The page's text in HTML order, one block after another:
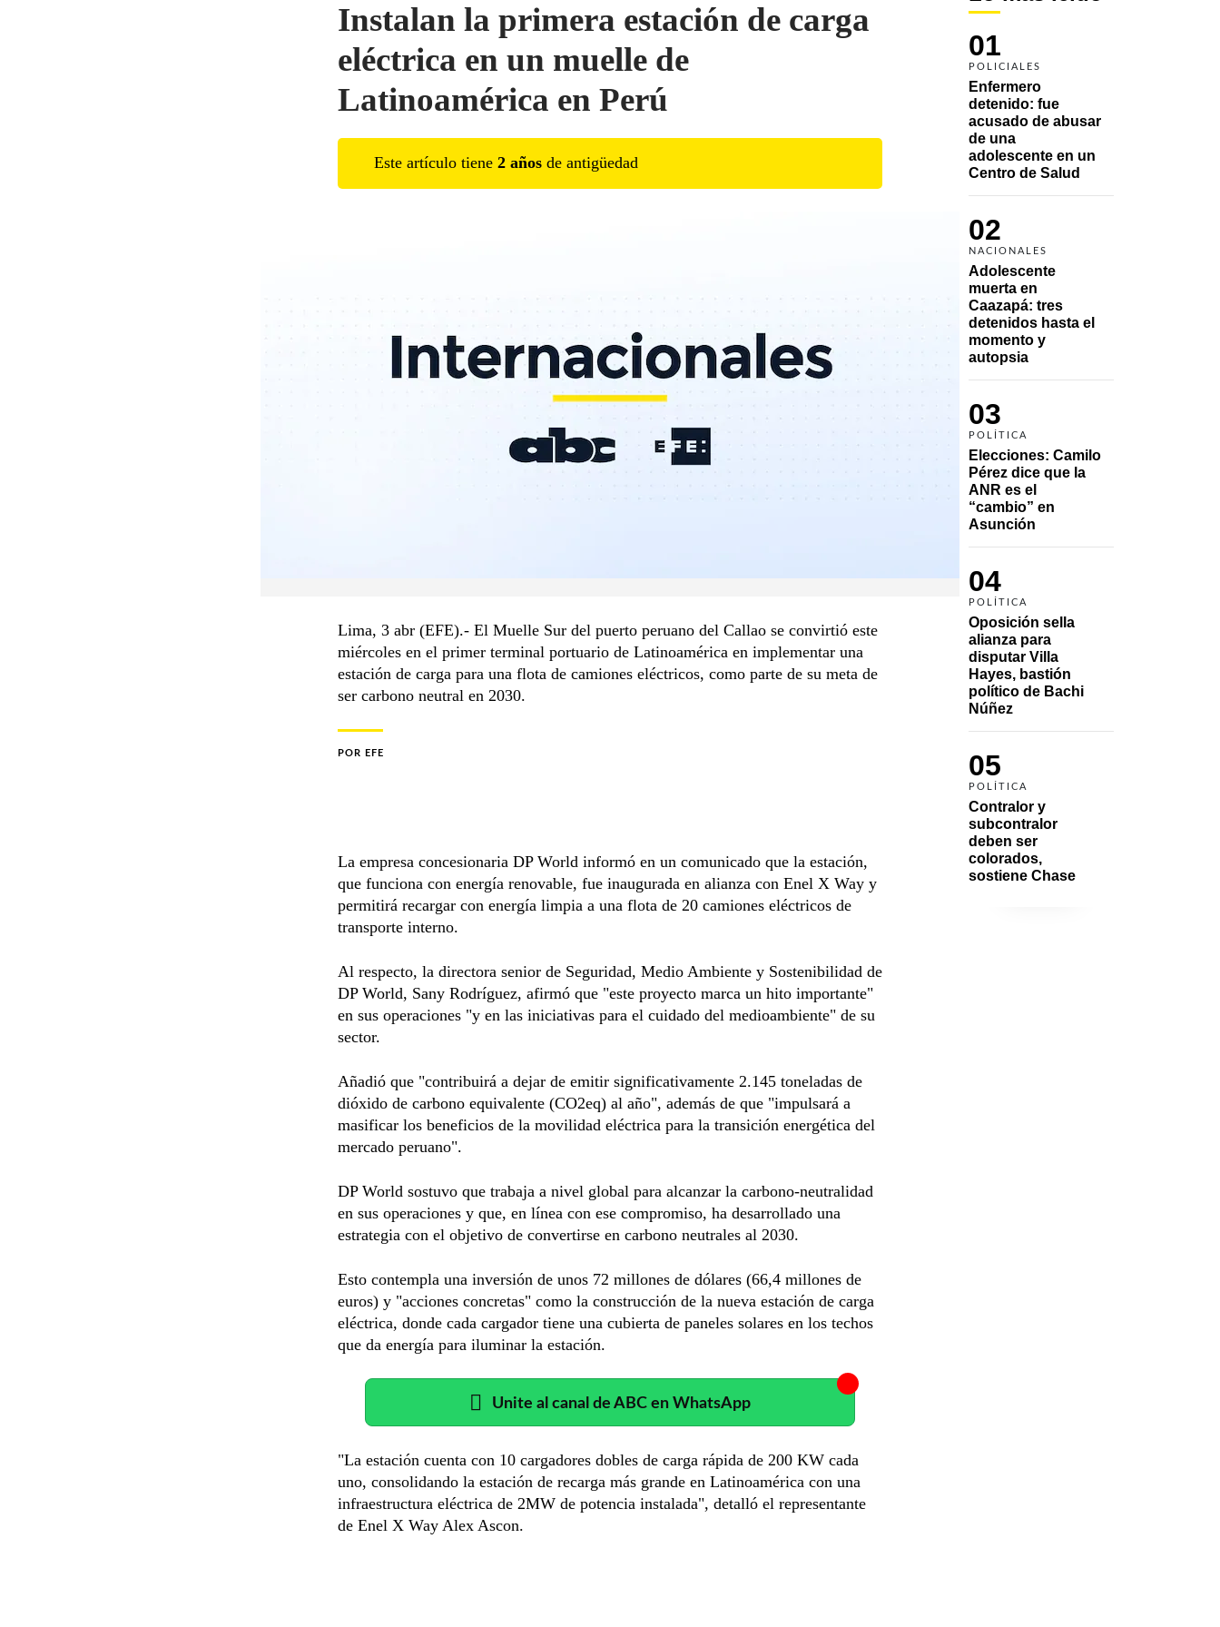
01
POLICIALES
Enfermero
detenido: fue
acusado de abusar
de una
adolescente en un
Centro de Salud
02
NACIONALES
Adolescente
muerta en
Caazapá: tres
detenidos hasta el
momento y
autopsia
03
POLÍTICA
Elecciones: Camilo
Pérez dice que la
ANR es el
“cambio” en
Asunción
04
POLÍTICA
Oposición sella
alianza para
disputar Villa
Hayes, bastión
político de Bachi
Núñez
05
POLÍTICA
Contralor y
subcontralor
deben ser
colorados,
sostiene Chase
Instalan la primera estación de carga
eléctrica en un muelle de
Latinoamérica en Perú
Este artículo tiene 2 años de antigüedad
Lima, 3 abr (EFE).- El Muelle Sur del puerto peruano del Callao se convirtió este
miércoles en el primer terminal portuario de Latinoamérica en implementar una
estación de carga para una flota de camiones eléctricos, como parte de su meta de
ser carbono neutral en 2030.
POR EFE
La empresa concesionaria DP World informó en un comunicado que la estación,
que funciona con energía renovable, fue inaugurada en alianza con Enel X Way y
permitirá recargar con energía limpia a una flota de 20 camiones eléctricos de
transporte interno.
Al respecto, la directora senior de Seguridad, Medio Ambiente y Sostenibilidad de
DP World, Sany Rodríguez, afirmó que "este proyecto marca un hito importante"
en sus operaciones "y en las iniciativas para el cuidado del medioambiente" de su
sector.
Añadió que "contribuirá a dejar de emitir significativamente 2.145 toneladas de
dióxido de carbono equivalente (CO2eq) al año", además de que "impulsará a
masificar los beneficios de la movilidad eléctrica para la transición energética del
mercado peruano".
DP World sostuvo que trabaja a nivel global para alcanzar la carbono-neutralidad
en sus operaciones y que, en línea con ese compromiso, ha desarrollado una
estrategia con el objetivo de convertirse en carbono neutrales al 2030.
Esto contempla una inversión de unos 72 millones de dólares (66,4 millones de
euros) y "acciones concretas" como la construcción de la nueva estación de carga
eléctrica, donde cada cargador tiene una cubierta de paneles solares en los techos
que da energía para iluminar la estación.
Unite al canal de ABC en WhatsApp
"La estación cuenta con 10 cargadores dobles de carga rápida de 200 KW cada
uno, consolidando la estación de recarga más grande en Latinoamérica con una
infraestructura eléctrica de 2MW de potencia instalada", detalló el representante
de Enel X Way Alex Ascon.